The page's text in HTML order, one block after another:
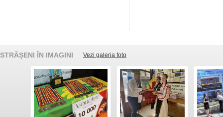
STRĂȘENI ÎN IMAGINI Vezi galeria foto